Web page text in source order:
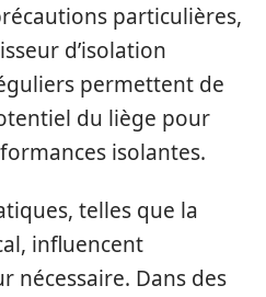
particulières,
d’isolation
permettent de
du liège pour
isolantes.
telles que la
influencent
nécessaire. Dans des